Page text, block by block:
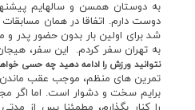
به دوستان همسن و سالهايم
دوست دارم. اتفاقا در همان
شد براي اولين بار بدون حضور پدر و
به تهران سفر كردم. اين سفر،
نتوانيد ورزش را ادامه دهيد چه حسي
تمرين هاي منظم، موجب عقب
برايم سخت و دشوار است. اما اگر